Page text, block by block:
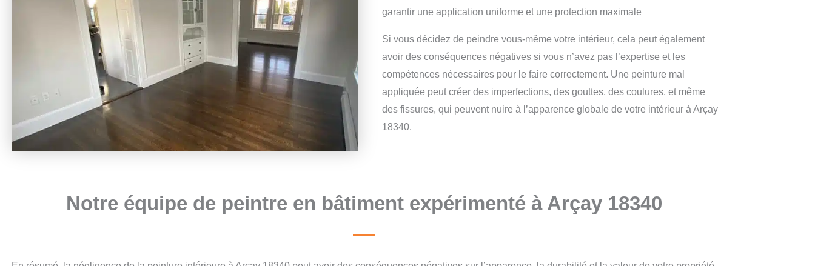
garantir une application uniforme et une protection maximale
Si vous décidez de peindre vous-même votre intérieur, cela peut également
avoir des conséquences négatives si vous n’avez pas l’expertise et les
compétences nécessaires pour le faire correctement. Une peinture mal
appliquée peut créer des imperfections, des gouttes, des coulures, et même
des fissures, qui peuvent nuire à l’apparence globale de votre intérieur à Arçay
18340.
Notre équipe de peintre en bâtiment expérimenté à Arçay 18340